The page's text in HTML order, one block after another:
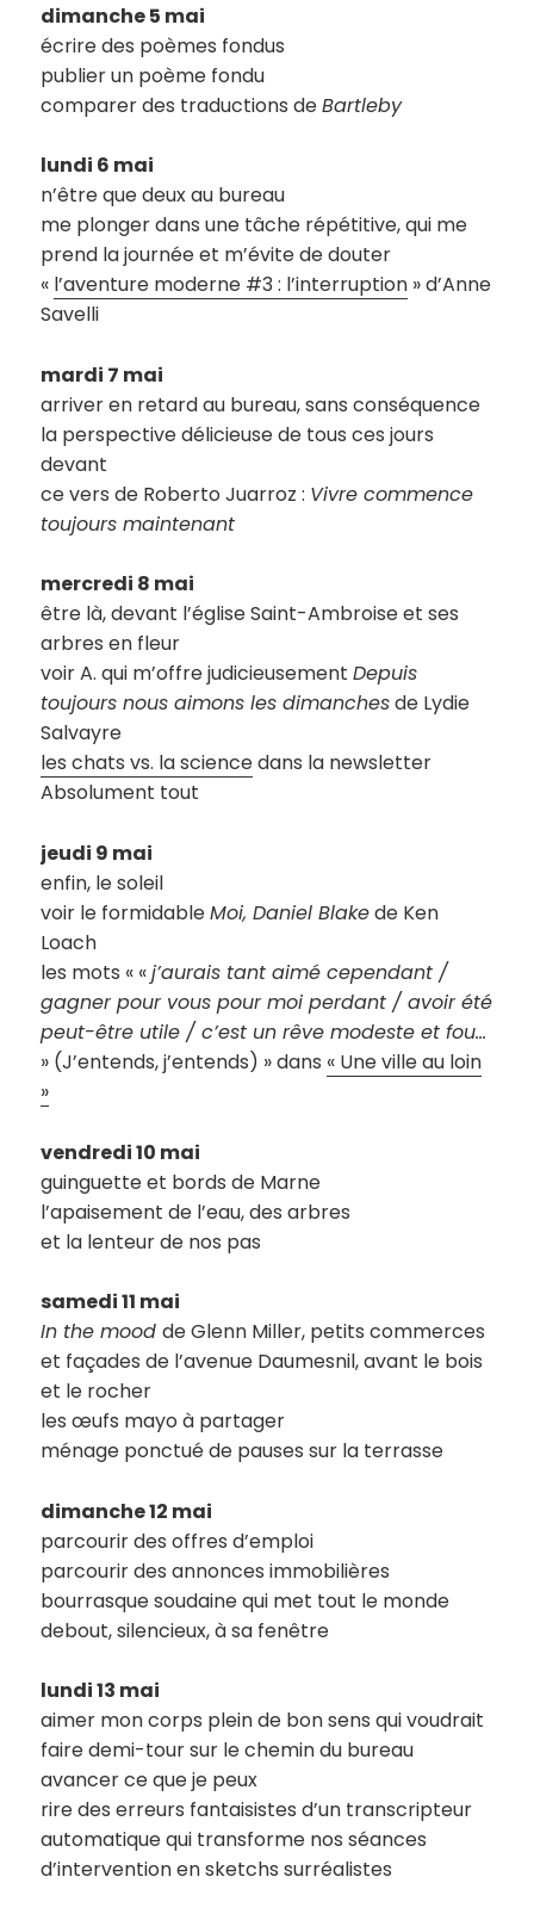
dimanche 5 mai
écrire des poèmes fondus
publier un poème fondu
comparer des traductions deBartleby
lundi 6 mai
n’être que deux au bureau
me plonger dans une tâche répétitive, qui me
prend la journée et m’évite de douter
« l’aventure moderne #3 : l’interruption » d’Anne
Savelli
mardi 7 mai
arriver en retard au bureau, sans conséquence
la perspective délicieuse de tous ces jours
devant
ce vers de Roberto Juarroz : Vivre commence
toujours maintenant
mercredi 8 mai
être là, devant l’église Saint-Ambroise et ses
arbres en fleur
voir A. qui m’offre judicieusementDepuis
toujours nous aimons les dimanchesde Lydie
Salvayre
les chats vs. la sciencedans la newsletter
Absolument tout
jeudi 9 mai
enfin, le soleil
voir le formidableMoi, Daniel Blakede Ken
Loach
les mots « «j’aurais tant aimé cependant /
gagner pour vous pour moi perdant / avoir été
peut-être utile / c’est un rêve modeste et fou…
» (J’entends, j’entends) » dans « Une ville au loin
»
vendredi 10 mai
guinguette et bords de Marne
l’apaisement de l’eau, des arbres
et la lenteur de nos pas
samedi 11 mai
In the moodde Glenn Miller, petits commerces
et façades de l’avenue Daumesnil, avant le bois
et le rocher
les œufs mayo à partager
ménage ponctué de pauses sur la terrasse
dimanche 12 mai
parcourir des offres d’emploi
parcourir des annonces immobilières
bourrasque soudaine qui met tout le monde
debout, silencieux, à sa fenêtre
lundi 13 mai
aimer mon corps plein de bon sens qui voudrait
faire demi-tour sur le chemin du bureau
avancer ce que je peux
rire des erreurs fantaisistes d’un transcripteur
automatique qui transforme nos séances
d’intervention en sketchs surréalistes